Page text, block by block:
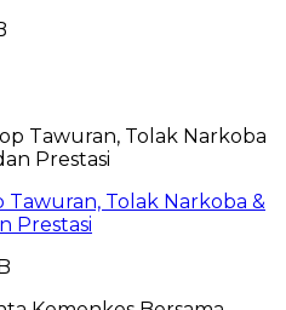
Tawuran, Tolak Narkoba &
Prestasi